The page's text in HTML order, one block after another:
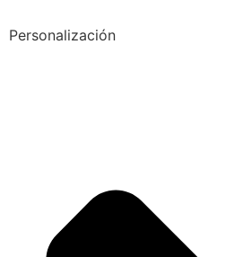
Personalización